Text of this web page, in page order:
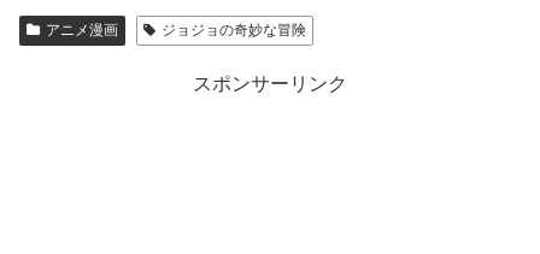
アニメ漫画 ジョジョの奇妙な冒険
スポンサーリンク